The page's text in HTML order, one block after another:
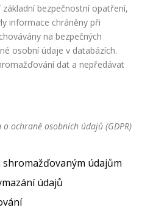
bezpečnostní opatření,
informace chráněny při
na bezpečných
osobní údaje v databázích.
dat a nepředávat
ochraně osobních údajů (GDPR)
údajům
údajů